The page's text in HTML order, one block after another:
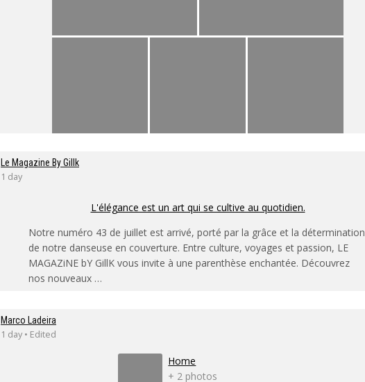
Le Magazine By Gillk
1 day
L'élégance est un art qui se cultive au quotidien.
Notre numéro 43 de juillet est arrivé, porté par la grâce et la détermination
de notre danseuse en couverture. Entre culture, voyages et passion, LE
MAGAZiNE bY GillK vous invite à une parenthèse enchantée. Découvrez
nos nouveaux …
Marco Ladeira
1 day • Edited
Home
+ 2 photos